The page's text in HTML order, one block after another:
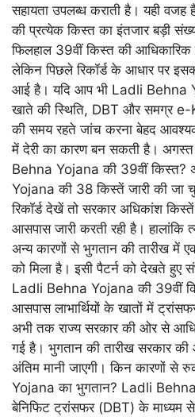
सहायता उपलब्ध कराती है। यही
की प्रत्येक किस्त का इंतजार बड़ी
फिलहाल 39वीं किस्त की आधिकारिक
लेकिन पिछले रिकॉर्ड के आधार पर
आई है। यदि आप भी Ladli Behna
खाते की स्थिति, DBT और समग्र e-
की समय रहते जांच करना बेहद
में देरी का कारण बन सकती है।
Behna Yojana की 39वीं
Yojana की 38 किस्तें जारी की जा
रिकॉर्ड देखें तो सरकार अधिकांश
आसपास जारी करती रही है। हालांकि
अन्य कारणों से भुगतान की तारीख में
को मिला है। इसी पैटर्न को देखते हुए
Ladli Behna Yojana की 39वीं
आसपास लाभार्थियों के खातों में
अभी तक राज्य सरकार की ओर से
गई है। भुगतान की तारीख सरकार की
अंतिम मानी जाएगी। किन कारणों
Yojana का भुगतान? Ladli Behna
बेनिफिट ट्रांसफर (DBT) के माध्यम